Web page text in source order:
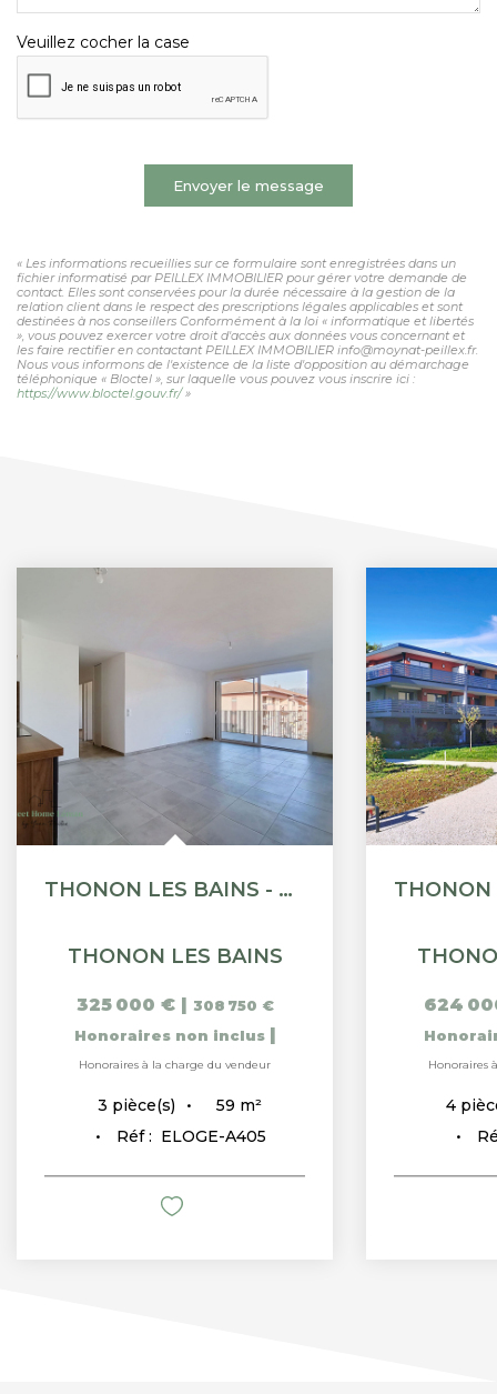
Veuillez cocher la case
Envoyer le message
« Les informations recueillies sur ce formulaire sont enregistrées dans un
fichier informatisé par PEILLEX IMMOBILIER pour gérer votre demande de
contact. Elles sont conservées pour la durée nécessaire à la gestion de la
relation client dans le respect des prescriptions légales applicables et sont
destinées à nos conseillers Conformément à la loi « informatique et libertés
», vous pouvez exercer votre droit d'accès aux données vous concernant et
les faire rectifier en contactant PEILLEX IMMOBILIER info@moynat-peillex.fr.
Nous vous informons de l'existence de la liste d'opposition au démarchage
téléphonique « Bloctel », sur laquelle vous pouvez vous inscrire ici :
https://www.bloctel.gouv.fr/»
THONON LES BAINS - APPARTEMENT T3 - 59.18M²
THONON LES BAINS
325 000 € | 308 750 €
Honoraires non inclus |
Honoraires à la charge du vendeur
3 pièce(s) 59 m²
Réf : ELOGE-A405
624
Honoraires
4